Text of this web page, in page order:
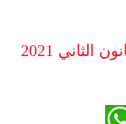
وموسيقى